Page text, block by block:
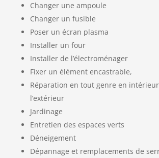
Changer une ampoule
Changer un fusible
Poser un écran plasma
Installer un four
Installer de l’électroménager
Fixer un élément encastrable,
Réparation en tout genre en
l’extérieur
Jardinage
Entretien des espaces verts
Déneigement
Dépannage et remplacements de